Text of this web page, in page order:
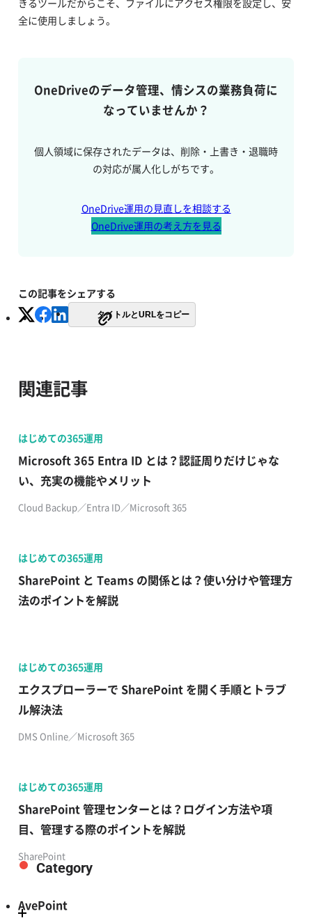
全に使用しましょう。
OneDriveのデータ管理、情シスの業務負荷に
なっていませんか？
個人領域に保存されたデータは、削除・上書き・退職時
の対応が属人化しがちです。
OneDrive運用の見直しを相談する
OneDrive運用の考え方を見る
この記事をシェアする
タイトルとURLをコピー
関連記事
はじめての365運用
​​Microsoft 365 Entra ID とは？認証周りだけじゃな
い、充実の機能やメリット​
Cloud Backup​／Entra ID／Microsoft 365
はじめての365運用
SharePoint と Teams の関係とは？使い分けや管理方
法のポイントを解説
はじめての365運用
エクスプローラーで SharePoint を開く手順とトラブ
ル解決法
DMS Online／Microsoft 365
はじめての365運用
SharePoint 管理センターとは？ログイン方法や項
目、管理する際のポイントを解説
SharePoint
Category
AvePoint